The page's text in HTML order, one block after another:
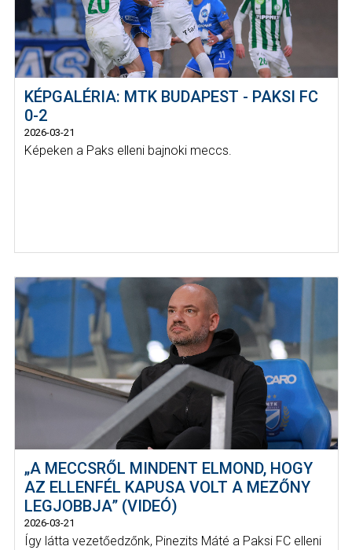
KÉPGALÉRIA: MTK BUDAPEST - PAKSI FC
0-2
2026-03-21
Képeken a Paks elleni bajnoki meccs.
„A MECCSRŐL MINDENT ELMOND, HOGY
AZ ELLENFÉL KAPUSA VOLT A MEZŐNY
LEGJOBBJA” (VIDEÓ)
2026-03-21
Így látta vezetőedzőnk, Pinezits Máté a Paksi FC elleni